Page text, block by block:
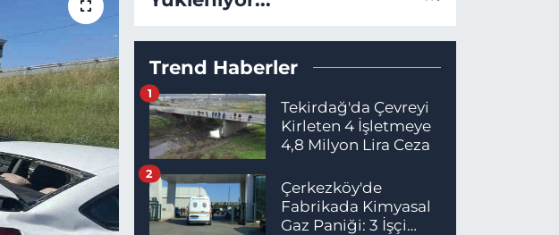
Trend Haberler
Tekirdağ'da Çevreyi
Kirleten 4 İşletmeye
4,8 Milyon Lira Ceza
1
Çerkezköy'de
Fabrikada Kimyasal
Gaz Paniği: 3 İşçi
2